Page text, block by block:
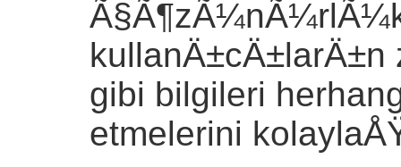
gibi bilgileri
etmelerini